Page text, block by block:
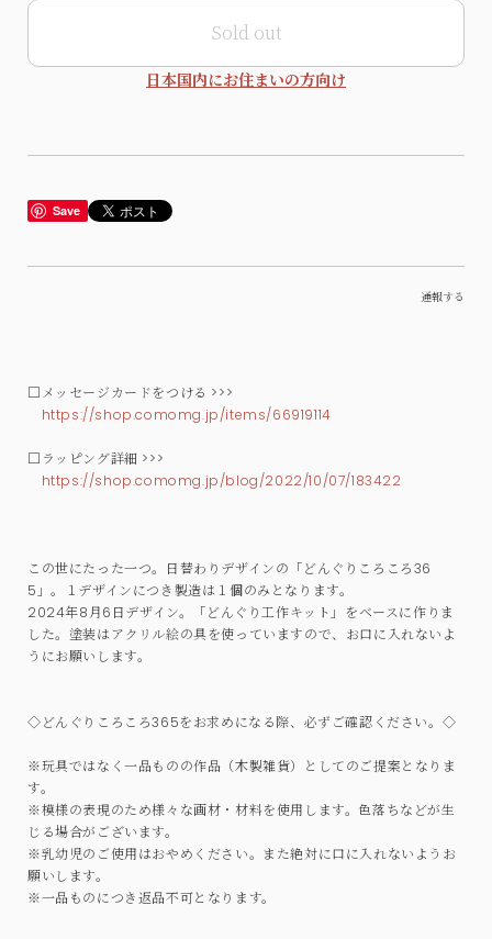
Sold out
日本国内にお住まいの方向け
Save
通報する
□メッセージカードをつける >>>
https://shop.comomg.jp/items/66919114
□ラッピング詳細 >>>
https://shop.comomg.jp/blog/2022/10/07/183422
この世にたった一つ。日替わりデザインの「どんぐりころころ36
5」。１デザインにつき製造は１個のみとなります。
2024年8月6日デザイン。「どんぐり工作キット」をベースに作りま
した。塗装はアクリル絵の具を使っていますので、お口に入れないよ
うにお願いします。
◇どんぐりころころ365をお求めになる際、必ずご確認ください。◇
※玩具ではなく一品ものの作品（木製雑貨）としてのご提案となりま
す。
※模様の表現のため様々な画材・材料を使用します。色落ちなどが生
じる場合がございます。
※乳幼児のご使用はおやめください。また絶対に口に入れないようお
願いします。
※一品ものにつき返品不可となります。